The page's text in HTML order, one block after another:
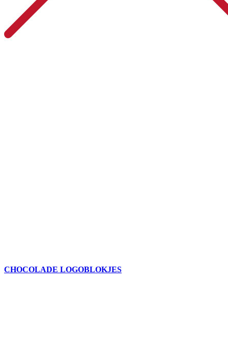
CHOCOLADE LOGOBLOKJES